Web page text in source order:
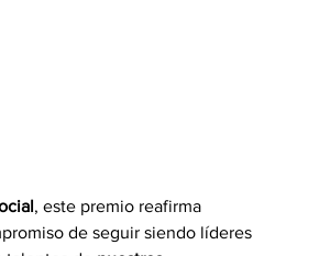
, este premio reafirma
de seguir siendo líderes